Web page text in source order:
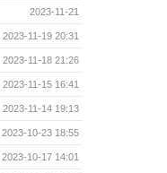
2023-11-21
2023-11-19 20:31
2023-11-18 21:26
2023-11-15 16:41
2023-11-14 19:13
2023-10-23 18:55
2023-10-17 14:01